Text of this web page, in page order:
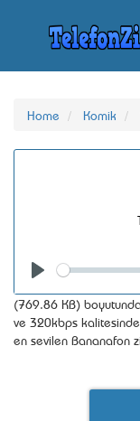
Home Komik
Seek
(769.86 KB)
ve 320kbps kalitesinde
en sevilen Bananafon